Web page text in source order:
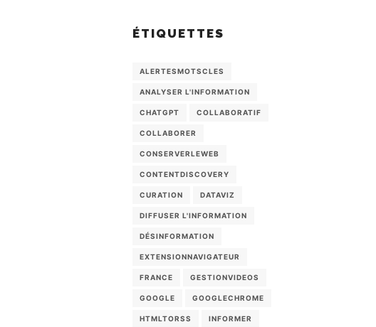
ÉTIQUETTES
ALERTESMOTSCLES
ANALYSER L'INFORMATION
CHATGPT COLLABORATIF
COLLABORER
CONSERVERLEWEB
CONTENTDISCOVERY
CURATION DATAVIZ
DIFFUSER L'INFORMATION
DÉSINFORMATION
EXTENSIONNAVIGATEUR
FRANCE GESTIONVIDEOS
GOOGLE GOOGLECHROME
HTMLTORSS INFORMER